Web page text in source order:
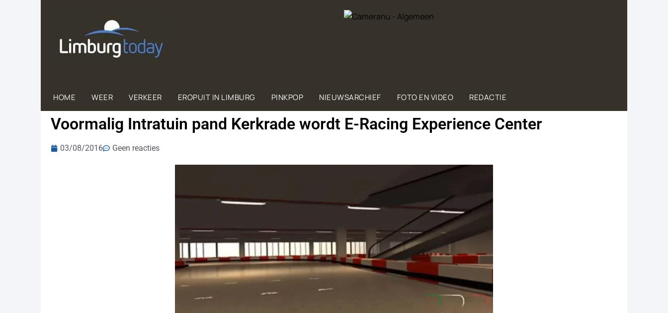
HOME WEER VERKEER EROPUIT IN LIMBURG PINKPOP NIEUWSARCHIEF FOTO EN VIDEO REDACTIE
Voormalig Intratuin pand Kerkrade wordt E-Racing Experience Center
03/08/2016 Geen reacties